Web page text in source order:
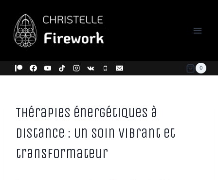
contenu
0
Thérapies énergétiques à
distance : Un soin vibrant et
transformateur